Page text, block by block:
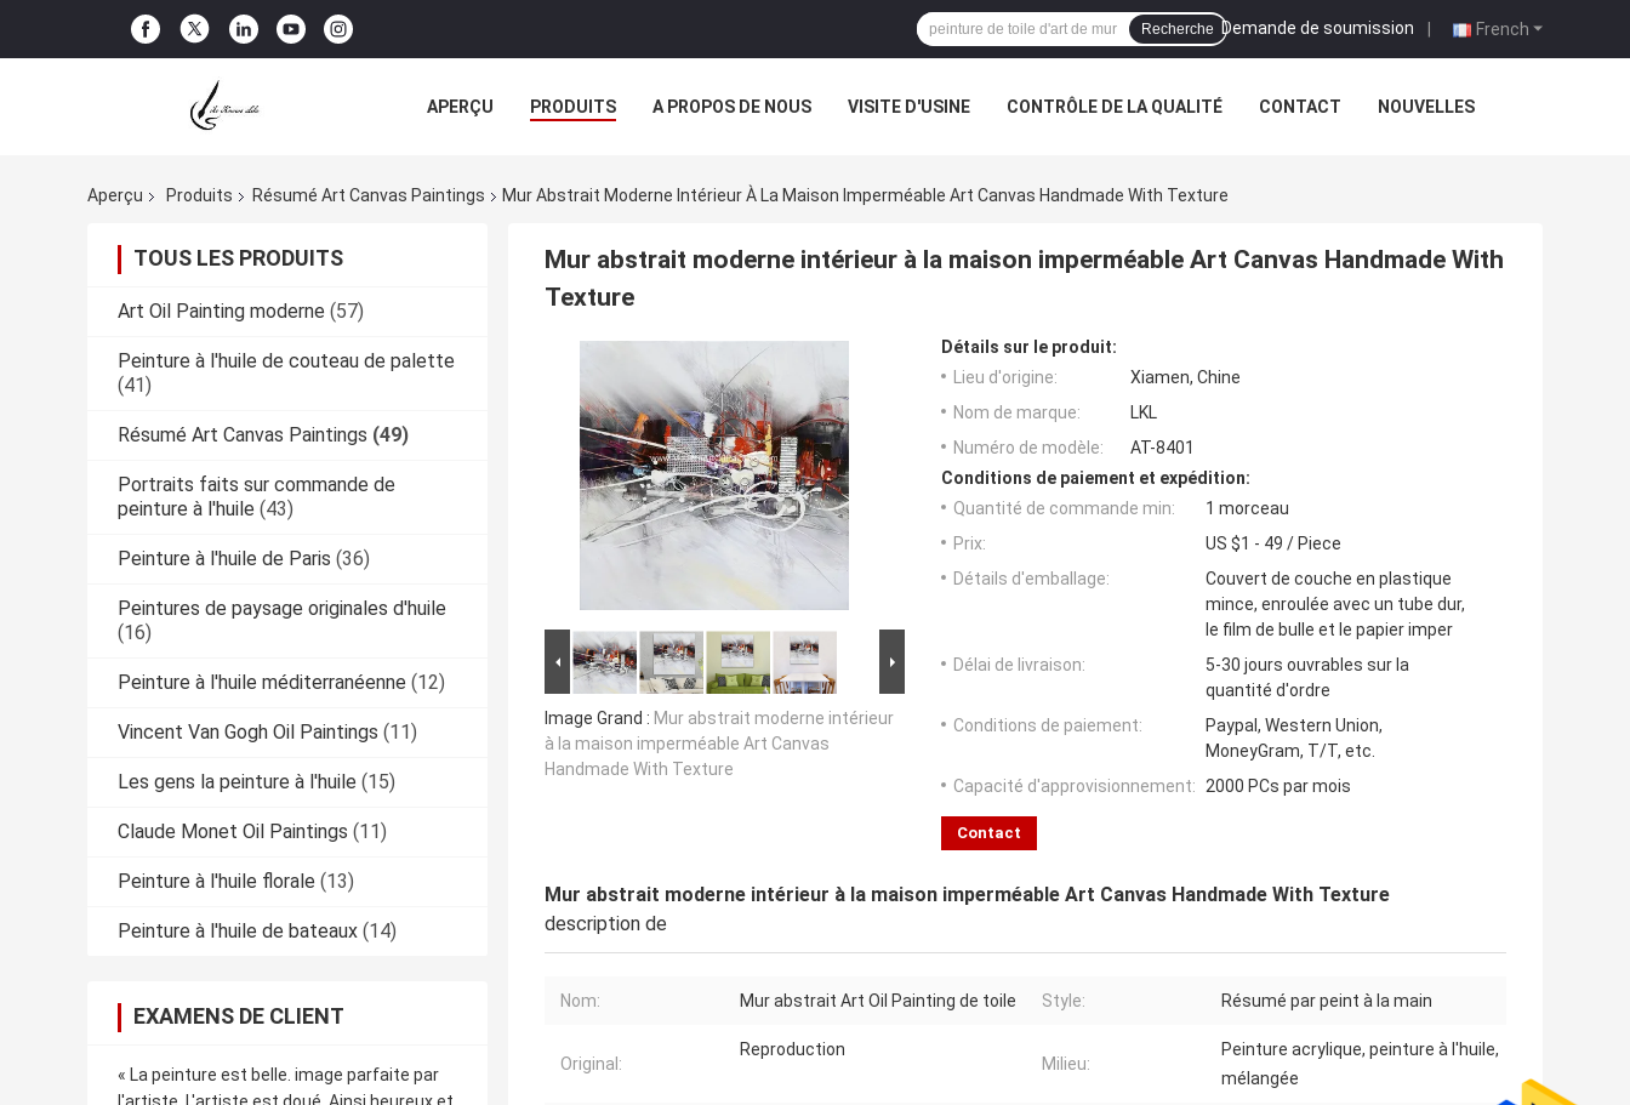
French
Demande de soumission |
Recherche
APERÇU PRODUITS A PROPOS DE NOUS VISITE D'USINE CONTRÔLE DE LA QUALITÉ CONTACT NOUVELLES
Aperçu
Produits Résumé Art Canvas Paintings Mur Abstrait Moderne Intérieur À La Maison Imperméable Art Canvas Handmade With Texture
TOUS LES PRODUITS
Art Oil Painting moderne (57)
Peinture à l'huile de couteau de palette
(41)
Résumé Art Canvas Paintings (49)
Portraits faits sur commande de
peinture à l'huile (43)
Peinture à l'huile de Paris (36)
Peintures de paysage originales d'huile
(16)
Peinture à l'huile méditerranéenne (12)
Vincent Van Gogh Oil Paintings (11)
Les gens la peinture à l'huile (15)
Claude Monet Oil Paintings (11)
Peinture à l'huile florale (13)
Peinture à l'huile de bateaux (14)
EXAMENS DE CLIENT
« La peinture est belle. image parfaite par
Mur abstrait moderne intérieur à la maison imperméable Art Canvas Handmade With
Texture
Image Grand : Mur abstrait moderne intérieur
à la maison imperméable Art Canvas
Handmade With Texture
Détails sur le produit:
Lieu d'origine:
Xiamen, Chine
Nom de marque:
LKL
Numéro de modèle:
AT-8401
Conditions de paiement et expédition:
Quantité de commande min:
1 morceau
Prix:
US $1 - 49 / Piece
Détails d'emballage:
Couvert de couche en plastique
mince, enroulée avec un tube dur,
le film de bulle et le papier imper
Délai de livraison:
5-30 jours ouvrables sur la
quantité d'ordre
Conditions de paiement:
Paypal, Western Union,
MoneyGram, T/T, etc.
Capacité d'approvisionnement: 2000 PCs par mois
Contact
Mur abstrait moderne intérieur à la maison imperméable Art Canvas Handmade With Texture
description de
Nom: Mur abstrait Art Oil Painting de toile Style: Résumé par peint à la main
Original:
Reproduction
Milieu:
Peinture acrylique, peinture à l'huile,
mélangée